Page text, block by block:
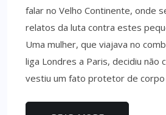
falar no Velho Continente, onde
relatos da luta contra estes
Uma mulher, que viajava no
liga Londres a Paris, decidiu não
vestiu um fato protetor de